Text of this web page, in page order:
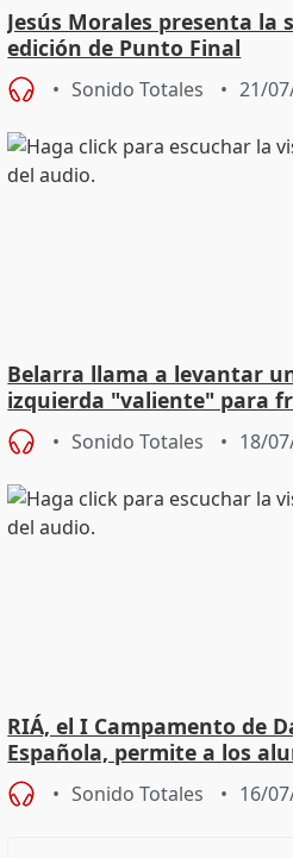
Jesús Morales presenta la
edición de Punto Final
Sonido Totales 21/
Belarra llama a levantar
izquierda "valiente" para
avance de la extrema
Sonido Totales 18/
RIÁ, el I Campamento de
Española, permite a los
"sacar su talento a flor de
Sonido Totales 16/